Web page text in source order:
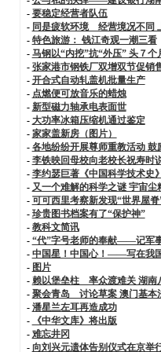
- 要稳定经营者队伍
- 同是疲软环境 经营境况不同
- 特色旅游： 钱江奇观一潮三看
- 马钢以“内挖”抗“外压” 头７
- 张家港市钢铁厂双增双节促销
- 开合式自动轧盖机批量生产
- 点燃便可放音乐的蜡烛
- 新型磁力轴承电表面世
- 大功率冰箱压缩机通过鉴定
- 家家盖新房（图片）
- 各地纷纷开展尊师重教活动
- 李铁映回母校向老校长祝寿时
- 李约瑟巨著《中国科学技术史
- 又一个难解的科学之谜 宇宙尘
- 可可西里考察新发现“世界屋
- 珍贵图书档案有了“保护神”
- 教科文简讯
- “代”字号老师的奉献——记军
- 中国星！中国心！——写在我
- 图片
- 赖以堡垒柱 率众渡难关 湖南
- 聚会青岛 讨论草案 澳门基本
- 潘星兰左耳再造成功
-
《中华文库》将出版
- 难忘井冈
- 向刘兴元遗体告别仪式在京举